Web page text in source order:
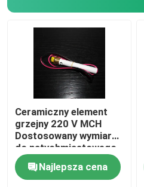
Ceramiczny element
grzejny 220 V MCH
Dostosowany wymiar
do natychmiastowego
podgrzewacza ciepłej
wodyNajlepsza cena